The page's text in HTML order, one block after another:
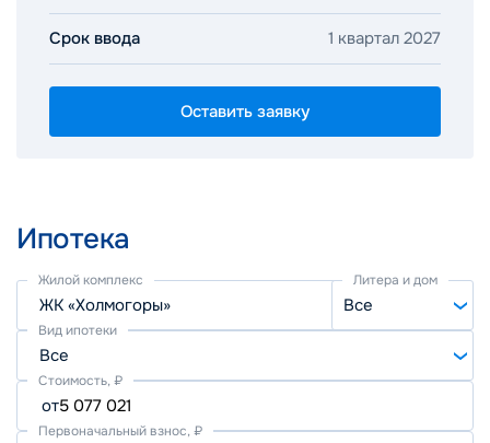
Срок ввода 1 квартал 2027
Оставить заявку
Ипотека
Жилой комплекс
ЖК «Холмогоры»
Литера и дом
Все
Вид ипотеки
Все
Стоимость, ₽
от
Первоначальный взнос, ₽